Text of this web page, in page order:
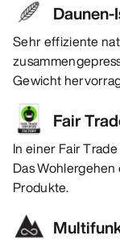
Sehr effiziente
Gewicht
Fair
In einer Fair
Das
Produkte.